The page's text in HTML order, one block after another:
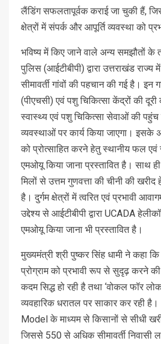
लैंडिंग सफलतापूर्वक कराई जा चुकी हैं,
क्षेत्रों में संपर्क और आपूर्ति व्यवस्था को
भविष्य में किए जाने वाले अन्य समझौतों के
पुलिस (आईटीबीपी) द्वारा उत्तराखंड
सीमावर्ती गांवों की पहचान की गई है। इन
(पीएचसी) एवं पशु चिकित्सा केंद्रों की
स्वास्थ्य एवं पशु चिकित्सा सेवाओं की
व्यवस्थाओं पर कार्य किया जाएगा। इसके
को प्रोत्साहित करने हेतु स्थानीय फल एवं
एमओयू किया जाना प्रस्तावित है। साथ
मिलों से उत्तम गुणवत्ता की चीनी की खरीद
है। दुर्गम क्षेत्रों में त्वरित एवं प्रभावी
उद्देश्य से आईटीबीपी द्वारा UCADA
एमओयू किया जाना भी प्रस्तावित है।
मुख्यमंत्री श्री पुष्कर सिंह धामी ने कहा
प्रोग्राम को प्रभावी रूप से सुदृढ़ करने की
कदम सिद्ध हो रही है तथा ‘वोकल फॉर
व्यवहारिक धरातल पर साकार कर रही
Model के माध्यम से किसानों से सीधी
जिससे 550 से अधिक सीमावर्ती निवासी